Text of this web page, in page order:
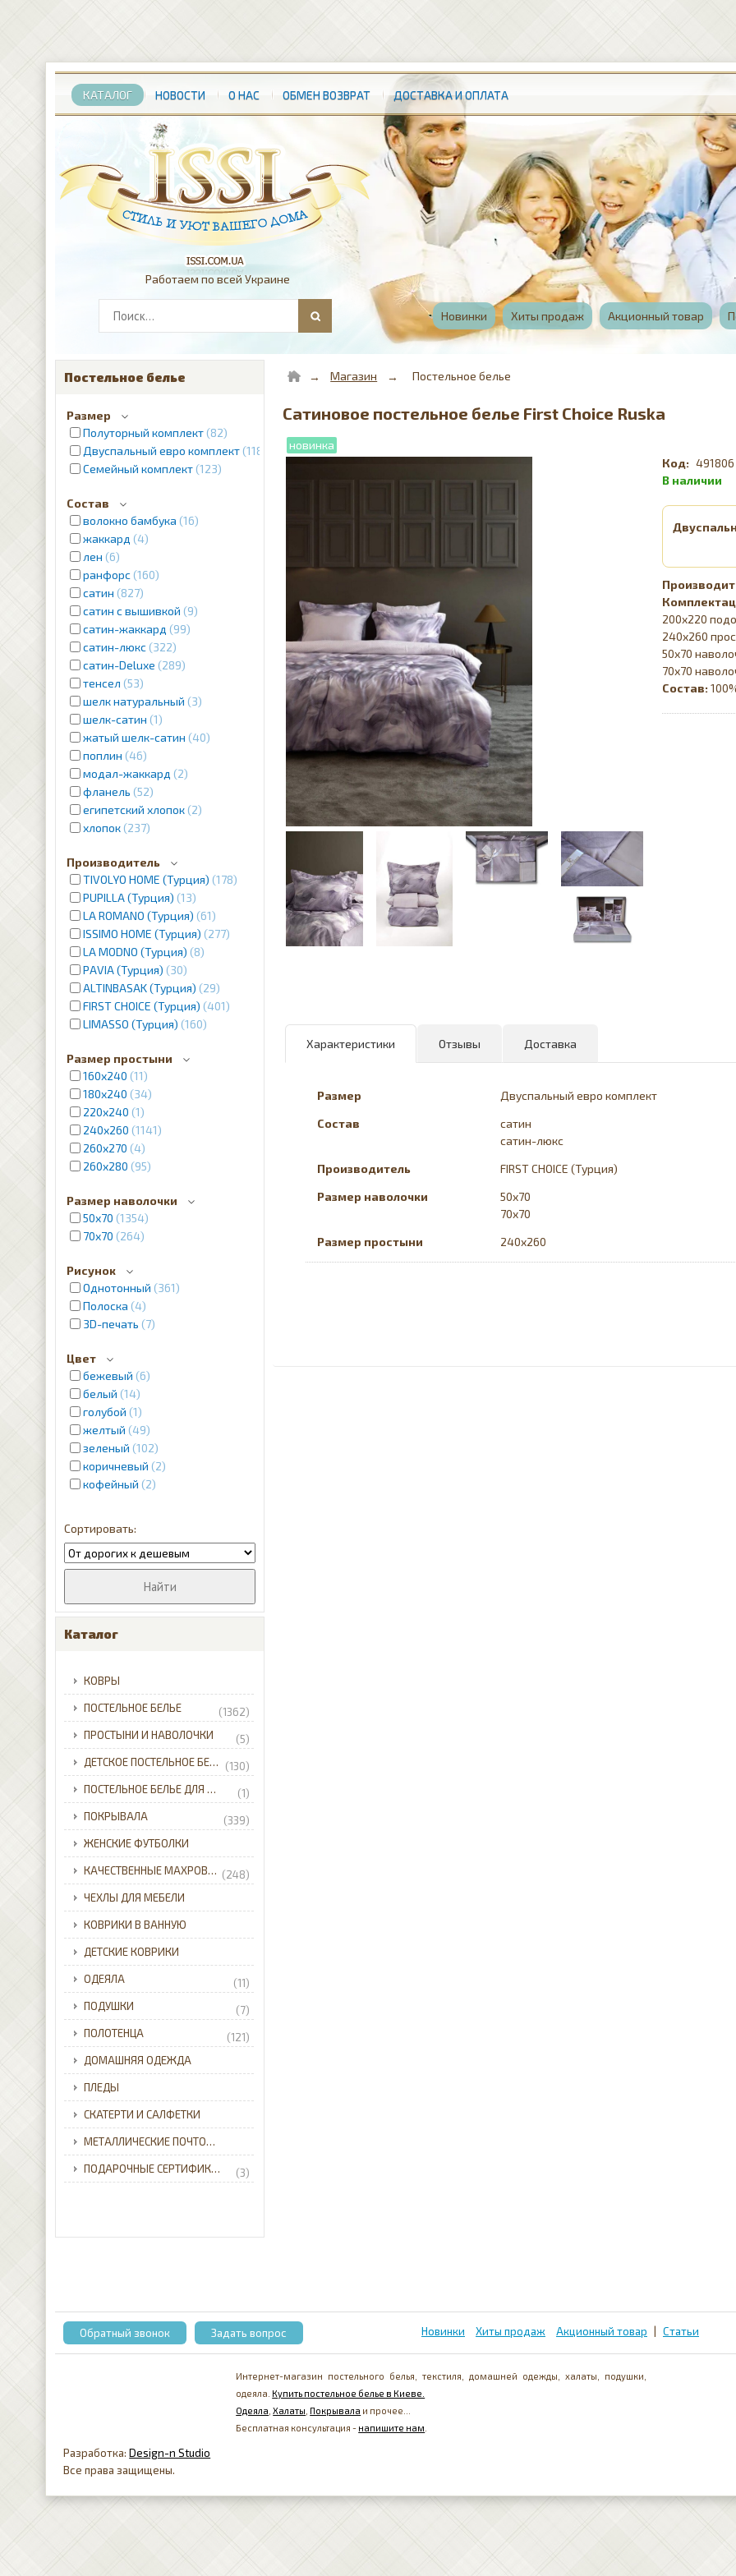
КАТАЛОГ НОВОСТИ О НАС ОБМЕН ВОЗВРАТ ДОСТАВКА И ОПЛАТА
Новинки Хиты продаж Акционный товар
Работаем по всей Украине
Постельное белье
Размер
Полуторный комплект 82
Двуспальный евро комплект 1187
Семейный комплект 123
Состав
волокно бамбука 16
жаккард
4
лен 6
ранфорс 160
сатин 827
сатин с вышивкой 9
сатин-жаккард
99
сатин-люкс 322
сатин-Deluxe 289
тенсел 53
шелк натуральный 3
шелк-сатин 1
жатый шелк-сатин 40
поплин 46
модал-жаккард
2
фланель 52
египетский хлопок 2
хлопок 237
Производитель
TIVOLYO HOME (Турция) 178
PUPILLA (Турция) 13
LA ROMANO (Турция) 61
ISSIMO HOME (Турция) 277
LA MODNO (Турция) 8
PAVIA (Турция) 30
ALTINBASAK (Турция) 29
FIRST CHOICE (Турция) 401
LIMASSO (Турция) 160
Размер простыни
160х240 11
180х240 34
220х240 1
240x260 1141
260x270 4
260x280 95
Размер наволочки
50х70 1354
70x70 264
Рисунок
Однотонный 361
Полоска 4
3D-печать 7
Цвет
бежевый 6
белый 14
голубой 1
желтый 49
зеленый 102
коричневый 2
кофейный 2
молочный
розовый 2
лиловый 8
серебристый 2
черный
Каталог
КОВРЫ
ПОСТЕЛЬНОЕ БЕЛЬЕ
(1362)
ПРОСТЫНИ И НАВОЛОЧКИ
(5)
ДЕТСКОЕ ПОСТЕЛЬНОЕ БЕЛЬЕ
(130)
ПОСТЕЛЬНОЕ БЕЛЬЕ ДЛЯ МЛАДЕНЦЕВ
(1)
ПОКРЫВАЛА
(339)
ЖЕНСКИЕ ФУТБОЛКИ
КАЧЕСТВЕННЫЕ МАХРОВЫЕ ХАЛАТЫ ДЛЯ ВСЕЙ СЕМЬИ С ДОСТАВКОЙ ПО УКРАИНЕ. (248)
ЧЕХЛЫ ДЛЯ МЕБЕЛИ
КОВРИКИ В ВАННУЮ
ДЕТСКИЕ КОВРИКИ
ОДЕЯЛА
(11)
ПОДУШКИ
(7)
ПОЛОТЕНЦА
(121)
ДОМАШНЯЯ ОДЕЖДА
ПЛЕДЫ
СКАТЕРТИ И САЛФЕТКИ
МЕТАЛЛИЧЕСКИЕ ПОЧТОВЫЕ ЯЩИКИ ДЛЯ ЧАСТНОГО ДОМА С ДОСТАВКОЙ ПО УКРАИНЕ.
ПОДАРОЧНЫЕ СЕРТИФИКАТЫ (3)
Магазин Постельное белье
Сатиновое постельное белье First Choice Ruska
491806
200х220
240х260
50х70
70х70
Состав:
Характеристики Отзывы Доставка
Размер
Двуспальный евро комплект
Состав
сатин
сатин-люкс
Производитель
FIRST CHOICE (Турция)
Размер наволочки
50х70
70x70
Размер простыни
240x260
Новинки Хиты продаж Акционный товар Статьи
Обратный звонок Задать вопрос
Интернет-магазин постельного белья, текстиля, домашней одежды, халаты, подушки,
одеяла. Купить постельное белье в Киеве.
Одеяла ,Халаты Покрывала и прочее...
Бесплатная консультация - напишите нам
Разработка:Design-n Studio
Все права защищены.